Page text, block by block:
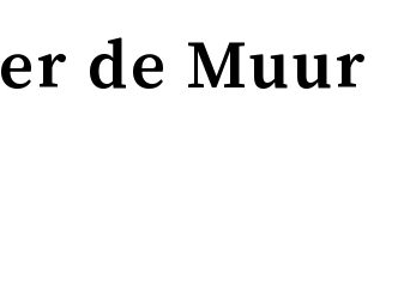
de Muur